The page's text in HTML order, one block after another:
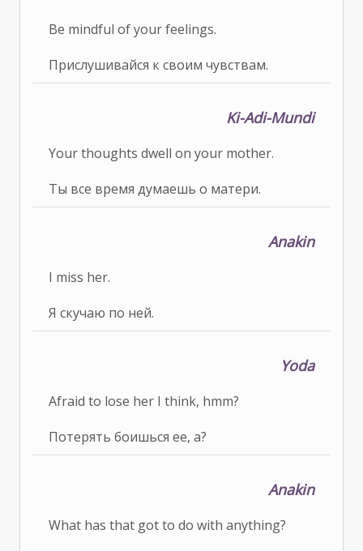
Be mindful of your feelings.
Прислушивайся к своим чувствам.
Ki-Adi-Mundi
Your thoughts dwell on your mother.
Ты все время думаешь о матери.
Anakin
I miss her.
Я скучаю по ней.
Yoda
Afraid to lose her I think, hmm?
Потерять боишься ее, а?
Anakin
What has that got to do with anything?